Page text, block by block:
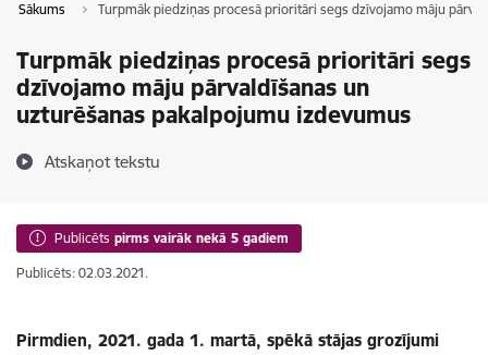
Sākums Turpmāk piedziņas procesā prioritāri segs dzīvojamo māju
Turpmāk piedziņas procesā prioritāri segs
dzīvojamo māju pārvaldīšanas un
uzturēšanas pakalpojumu izdevumus
Atskaņot tekstu
Publicēts pirms vairāk nekā 5 gadiem
Publicēts: 02.03.2021.
Pirmdien, 2021. gada 1. martā, spēkā stājas grozījumi